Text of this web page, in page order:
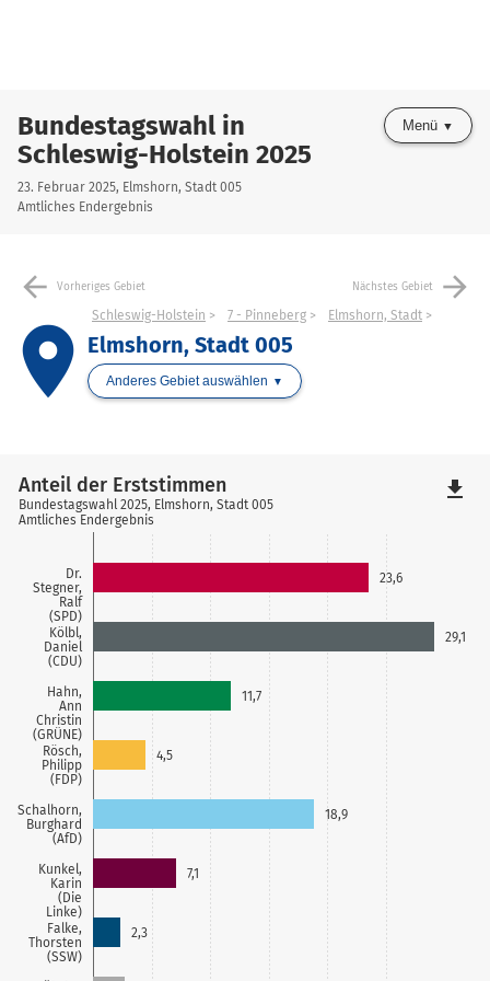
Bundestagswahl in
Schleswig-Holstein 2025
23. Februar 2025, Elmshorn, Stadt 005
Amtliches Endergebnis
Menü
arrow_back Vorheriges Gebiet Nächstes Gebiet arrow_forward
place
Schleswig-Holstein 7 - Pinneberg Elmshorn, Stadt
Elmshorn, Stadt 005
Anderes Gebiet auswählen
Dr.
Stegner,
Ralf
(SPD)
Kölbl,
Daniel
(CDU)
Hahn,
Ann
Christin
(GRÜNE)
Rösch,
Philipp
(FDP)
Schalhorn,
Burghard
(AfD)
Kunkel,
Karin
(Die
Linke)
Falke,
Thorsten
(SSW)
23,6
29,1
11,7
4,5
18,9
7,1
2,3
Anteil der Erststimmen
Bundestagswahl 2025, Elmshorn, Stadt 005
Amtliches Endergebnis
file_download